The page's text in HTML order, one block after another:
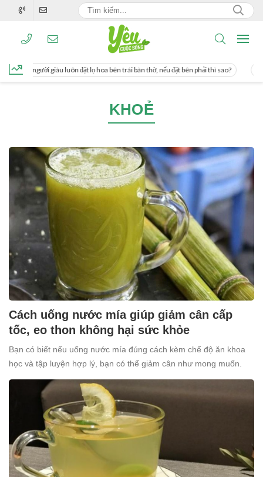
người giàu luôn đặt lọ hoa bên trái bàn thờ, nếu đặt bên phải thì sao?
KHOẺ
Cách uống nước mía giúp giảm cân cấp
tốc, eo thon không hại sức khỏe
Bạn có biết nếu uống nước mía đúng cách kèm chế độ ăn khoa
học và tập luyện hợp lý, bạn có thể giảm cân như mong muốn.